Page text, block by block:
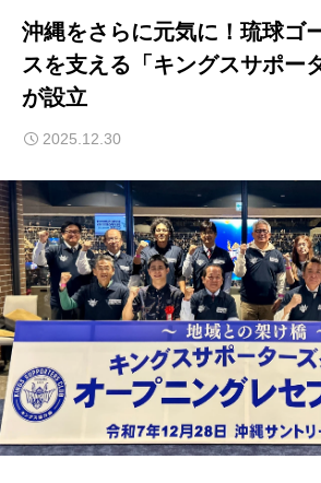
沖縄をさらに元気に！琉球ゴ
スを支える「キングスサポー
が設立
2025.12.30